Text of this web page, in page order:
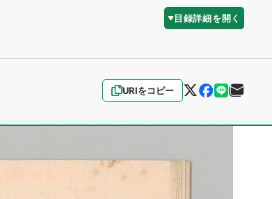
目録詳細を開く
URIをコピー